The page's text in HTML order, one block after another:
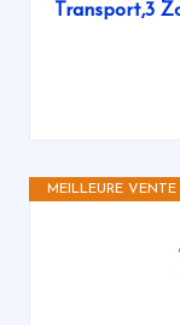
Transport,3
MEILLEURE VENTE